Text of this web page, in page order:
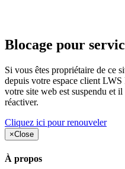
Blocage pour
Si vous êtes propriétaire de ce
depuis votre espace client LWS
votre site web est suspendu et
réactiver.
Cliquez ici pour renouveler
×Close
À propos